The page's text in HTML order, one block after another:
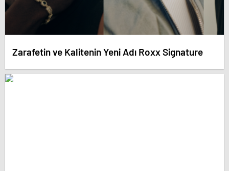
Zarafetin ve Kalitenin Yeni Adı Roxx Signature